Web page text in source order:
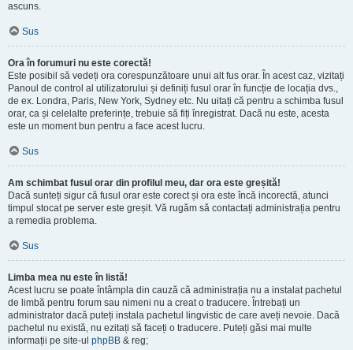
ascuns.
Sus
Ora în forumuri nu este corectă!
Este posibil să vedeți ora corespunzătoare unui alt fus orar. În acest caz, vizitați
Panoul de control al utilizatorului și definiți fusul orar în funcție de locația dvs.,
de ex. Londra, Paris, New York, Sydney etc. Nu uitați că pentru a schimba fusul
orar, ca și celelalte preferințe, trebuie să fiți înregistrat. Dacă nu este, acesta
este un moment bun pentru a face acest lucru.
Sus
Am schimbat fusul orar din profilul meu, dar ora este greșită!
Dacă sunteți sigur că fusul orar este corect și ora este încă incorectă, atunci
timpul stocat pe server este greșit. Vă rugăm să contactați administrația pentru
a remedia problema.
Sus
Limba mea nu este în listă!
Acest lucru se poate întâmpla din cauză că administrația nu a instalat pachetul
de limbă pentru forum sau nimeni nu a creat o traducere. Întrebați un
administrator dacă puteți instala pachetul lingvistic de care aveți nevoie. Dacă
pachetul nu există, nu ezitați să faceți o traducere. Puteți găsi mai multe
informații pe site-ul phpBB & reg;